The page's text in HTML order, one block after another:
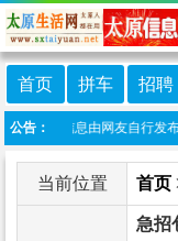
首页 拼车 招聘
公告：
本栏目信息由网友自行发布
当前位置 首页
急招